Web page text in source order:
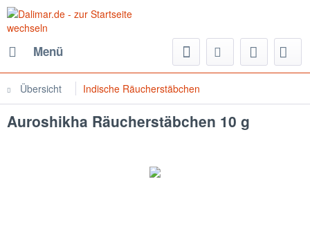
Menü
Übersicht Indische Räucherstäbchen
Auroshikha Räucherstäbchen 10 g